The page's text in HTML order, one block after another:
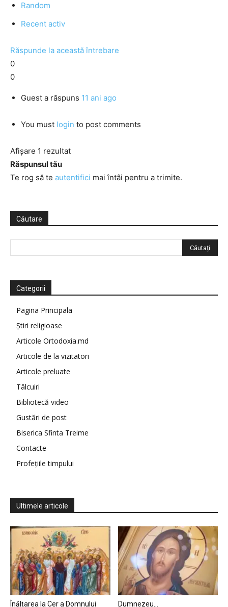
Random
Recent activ
Răspunde la această întrebare
0
0
Guest a răspuns 11 ani ago
You must login to post comments
Afișare 1 rezultat
Răspunsul tău
Te rog să te autentifici mai întâi pentru a trimite.
Căutare
Categorii
Pagina Principala
Știri religioase
Articole Ortodoxia.md
Articole de la vizitatori
Articole preluate
Tâlcuiri
Bibliotecă video
Gustări de post
Biserica Sfinta Treime
Contacte
Profețiile timpului
Ultimele articole
Înălțarea la Cer a Domnului
Dumnezeu…